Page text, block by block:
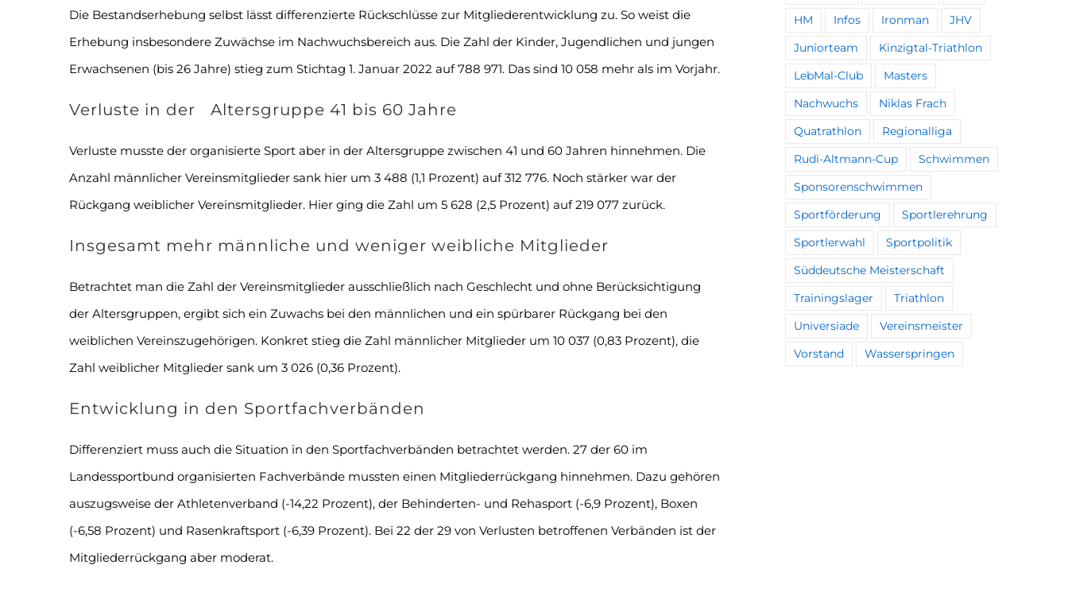
Die Bestandserhebung selbst lässt differenzierte Rückschlüsse zur Mitgliederentwicklung zu. So weist die
Erhebung insbesondere Zuwächse im Nachwuchsbereich aus. Die Zahl der Kinder, Jugendlichen und jungen
Erwachsenen (bis 26 Jahre) stieg zum Stichtag 1. Januar 2022 auf 788 971. Das sind 10 058 mehr als im Vorjahr.
Verluste in der Altersgruppe 41 bis 60 Jahre
Verluste musste der organisierte Sport aber in der Altersgruppe zwischen 41 und 60 Jahren hinnehmen. Die
Anzahl männlicher Vereinsmitglieder sank hier um 3 488 (1,1 Prozent) auf 312 776. Noch stärker war der
Rückgang weiblicher Vereinsmitglieder. Hier ging die Zahl um 5 628 (2,5 Prozent) auf 219 077 zurück.
Insgesamt mehr männliche und weniger weibliche Mitglieder
Betrachtet man die Zahl der Vereinsmitglieder ausschließlich nach Geschlecht und ohne Berücksichtigung
der Altersgruppen, ergibt sich ein Zuwachs bei den männlichen und ein spürbarer Rückgang bei den
weiblichen Vereinszugehörigen. Konkret stieg die Zahl männlicher Mitglieder um 10 037 (0,83 Prozent), die
Zahl weiblicher Mitglieder sank um 3 026 (0,36 Prozent).
Entwicklung in den Sportfachverbänden
Differenziert muss auch die Situation in den Sportfachverbänden betrachtet werden. 27 der 60 im
Landessportbund organisierten Fachverbände mussten einen Mitgliederrückgang hinnehmen. Dazu gehören
auszugsweise der Athletenverband (-14,22 Prozent), der Behinderten- und Rehasport (-6,9 Prozent), Boxen
(-6,58 Prozent) und Rasenkraftsport (-6,39 Prozent). Bei 22 der 29 von Verlusten betroffenen Verbänden ist der
Mitgliederrückgang aber moderat.
HM Infos Ironman JHV
Juniorteam Kinzigtal-Triathlon
LebMal-Club Masters
Nachwuchs Niklas Frach
Quatrathlon Regionalliga
Rudi-Altmann-Cup Schwimmen
Sponsorenschwimmen
Sportförderung Sportlerehrung
Sportlerwahl Sportpolitik
Süddeutsche Meisterschaft
Trainingslager Triathlon
Universiade Vereinsmeister
Vorstand Wasserspringen